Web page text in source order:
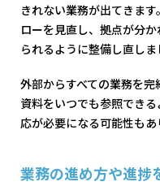
きれない業務が出てきま
ローを見直し、拠点が分
られるように整備し直しま
外部からすべての業務を
資料をいつでも参照でき
応が必要になる可能性もあ
業務の進め方や進捗